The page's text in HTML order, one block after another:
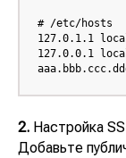
# /etc/hosts
127.0.1.1
127.0.0.1
2. Настройка
Добавьте